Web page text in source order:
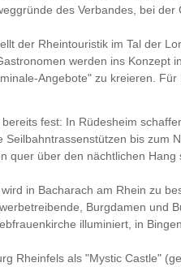
des Verbandes, bei der
der Rheintouristik im Tal der
werden ins Konzept
Angebote" zu kreieren.
fest: In Rüdesheim
Seilbahntrassenstützen bis zum
quer über den nächtlichen Hang
in Bacharach am Rhein zu
Burgdamen und
illuminiert, in
Rheinfels als "Mystic Castle"